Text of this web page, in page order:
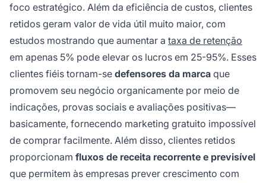
foco estratégico. Além da eficiência de custos, clientes
retidos geram valor de vida útil muito maior, com
estudos mostrando que aumentar a taxa de retenção
em apenas 5% pode elevar os lucros em 25-95%. Esses
clientes fiéis tornam-se defensores da marca que
promovem seu negócio organicamente por meio de
indicações, provas sociais e avaliações positivas—
basicamente, fornecendo marketing gratuito impossível
de comprar facilmente. Além disso, clientes retidos
proporcionam fluxos de receita recorrente e previsível
que permitem às empresas prever crescimento com